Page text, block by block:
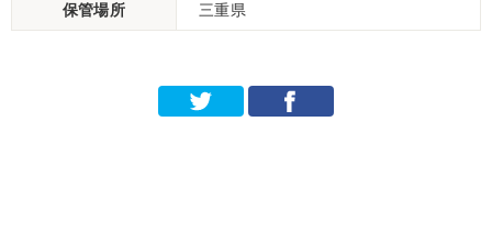
保管場所 三重県